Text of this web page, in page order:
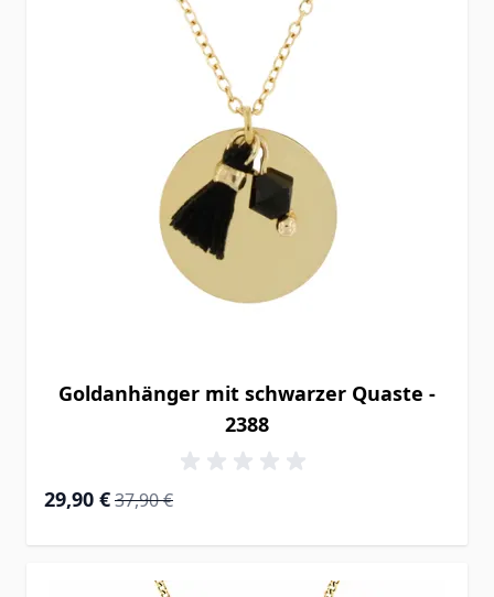
Goldanhänger mit schwarzer Quaste -
2388
Special Price
29,90 € Regular Price
37,90 €